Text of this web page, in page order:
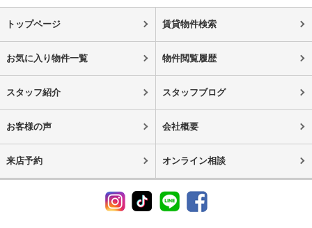
トップページ 賃貸物件検索
お気に入り物件一覧 物件閲覧履歴
スタッフ紹介 スタッフブログ
お客様の声 会社概要
来店予約 オンライン相談